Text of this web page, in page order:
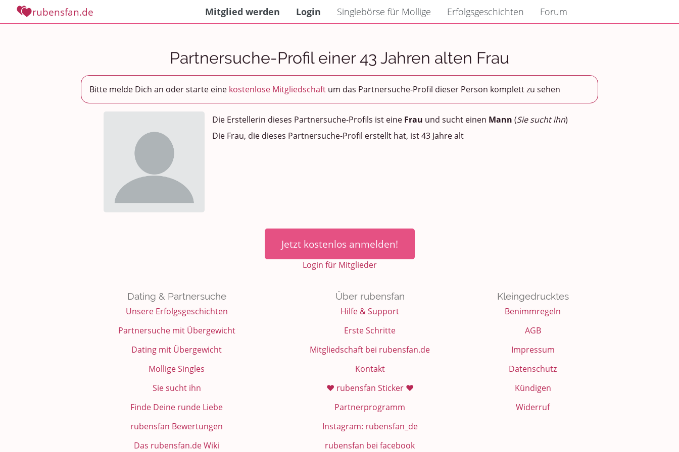
rubensfan.de Mitglied werden Login Singlebörse für Mollige Erfolgsgeschichten Forum
Partnersuche-Profil einer 43 Jahren alten Frau
Bitte melde Dich an oder starte eine kostenlose Mitgliedschaft um das Partnersuche-Profil dieser Person komplett zu sehen
Die Erstellerin dieses Partnersuche-Profils ist eine Frau und sucht einen Mann (Sie sucht ihn)
Die Frau, die dieses Partnersuche-Profil erstellt hat, ist 43 Jahre alt
Jetzt kostenlos anmelden!
Login für Mitglieder
Dating & Partnersuche
Unsere Erfolgsgeschichten
Partnersuche mit Übergewicht
Dating mit Übergewicht
Mollige Singles
Sie sucht ihn
Finde Deine runde Liebe
rubensfan Bewertungen
Das rubensfan.de Wiki
Über rubensfan
Hilfe & Support
Erste Schritte
Mitgliedschaft bei rubensfan.de
Kontakt
❤️ rubensfan Sticker ❤️
Partnerprogramm
Instagram: rubensfan_de
rubensfan bei facebook
Kleingedrucktes
Benimmregeln
AGB
Impressum
Datenschutz
Kündigen
Widerruf